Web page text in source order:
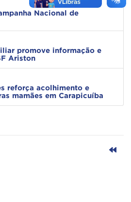
Nacional de
promove informação e
Ariston
reforça acolhimento e
mamães em Carapicuíba